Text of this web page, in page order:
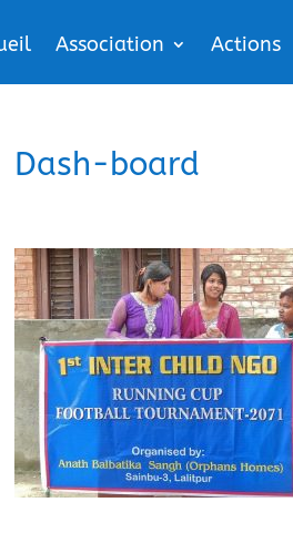
Association Actions
Dash-board